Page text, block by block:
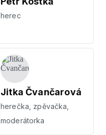
herec
Jitka Čvančarová
herečka, zpěvačka,
moderátorka